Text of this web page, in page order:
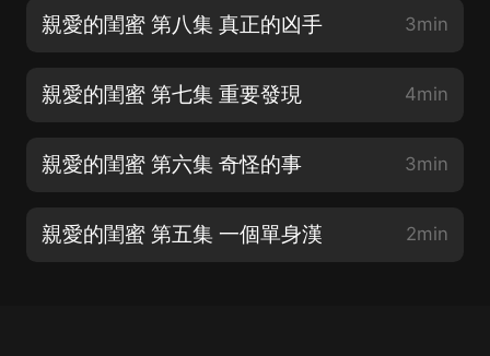
親愛的閨蜜 第八集 真正的凶手 3min
親愛的閨蜜 第七集 重要發現 4min
親愛的閨蜜 第六集 奇怪的事 3min
親愛的閨蜜 第五集 一個單身漢 2min